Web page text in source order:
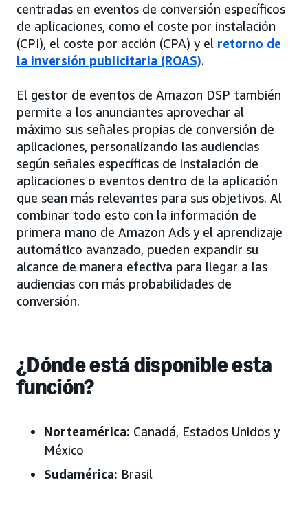
centradas en eventos de conversión específicos
de aplicaciones, como el coste por instalación
(CPI), el coste por acción (CPA) y el retorno de
la inversión publicitaria (ROAS).
El gestor de eventos de Amazon DSP también
permite a los anunciantes aprovechar al
máximo sus señales propias de conversión de
aplicaciones, personalizando las audiencias
según señales específicas de instalación de
aplicaciones o eventos dentro de la aplicación
que sean más relevantes para sus objetivos. Al
combinar todo esto con la información de
primera mano de Amazon Ads y el aprendizaje
automático avanzado, pueden expandir su
alcance de manera efectiva para llegar a las
audiencias con más probabilidades de
conversión.
¿Dónde está disponible esta
función?
Norteamérica: Canadá, Estados Unidos y
México
Sudamérica: Brasil